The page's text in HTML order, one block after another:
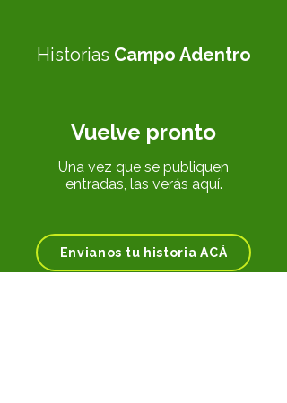
Historias Campo Adentro
Vuelve pronto
Una vez que se publiquen
entradas, las verás aquí.
Envianos tu historia ACÁ